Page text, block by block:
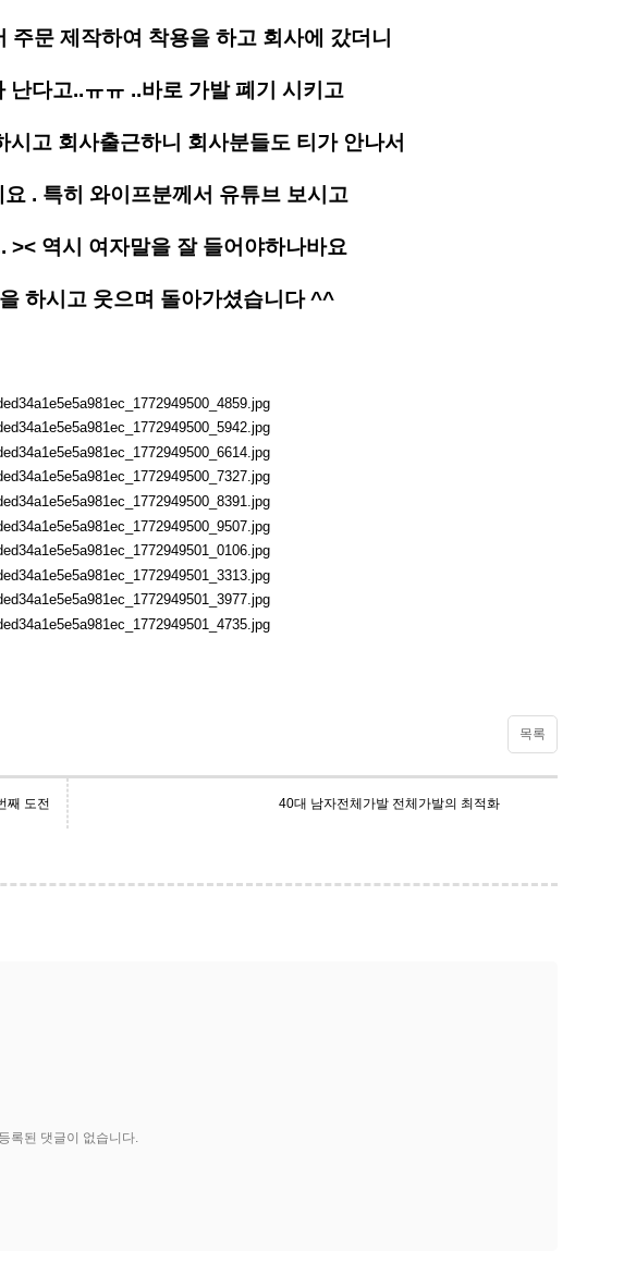
주문 제작하여 착용을 하고 회사에 갔더니
난다고..ㅠㅠ ..바로 가발 폐기 시키고
고 회사출근하니 회사분들도 티가 안나서
. 특히 와이프분께서 유튜브 보시고
>< 역시 여자말을 잘 들어야하나바요
하시고 웃으며 돌아가셨습니다 ^^
목록
째 도전 40대 남자전체가발 전체가발의 최적화
등록된 댓글이 없습니다.